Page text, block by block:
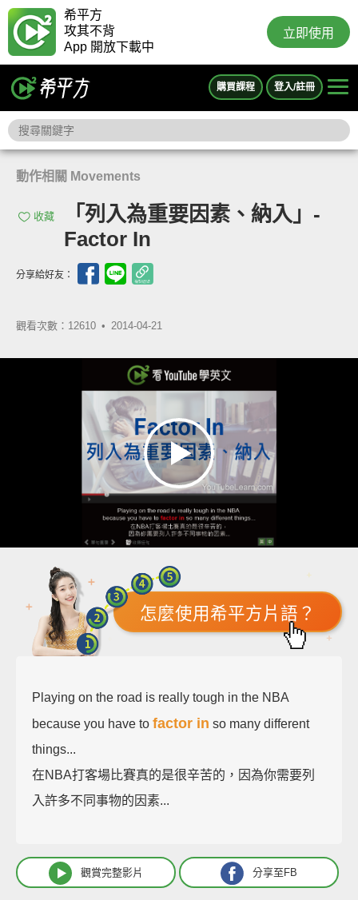
希平方
攻其不背
App 開放下載中
立即使用
購買課程 登入/註冊
動作相關 Movements
收藏
「列入為重要因素、納入」-
Factor In
分享給好友：
觀看次數：12610 • 2014-04-21
怎麼使用希平方片語？
Playing on the road is really tough in the NBA
because you have to factor in so many different
things...
在NBA打客場比賽真的是很辛苦的，因為你需要列
入許多不同事物的因素...
觀賞完整影片 分享至FB